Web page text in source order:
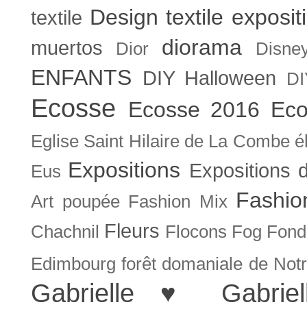
textile Design textile
muertos Dior diorama
ENFANTS DIY Halloween
Ecosse Ecosse 2016
Eglise Saint Hilaire de La Combe
Eus Expositions Expositions
Art poupée Fashion Mix
Chachnil Fleurs Flocons Fog
Edimbourg forêt domaniale de
Gabrielle ♥